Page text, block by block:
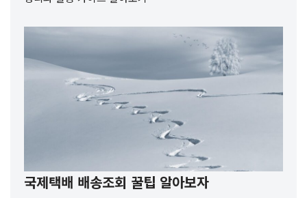
국제택배 배송조회 꿀팁 알아보자